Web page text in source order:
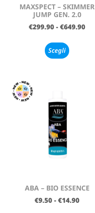
MAXSPECT – SKIMMER
JUMP GEN. 2.0
€299.90 - €649.90
Scegli
ABA – BIO ESSENCE
€9.50 - €14.90